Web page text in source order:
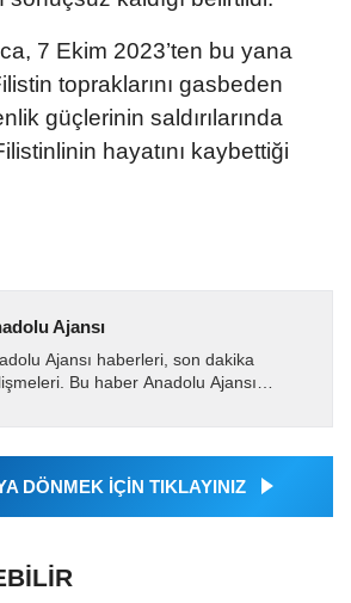
7 Ekim 2023’ten bu yana
topraklarını gasbeden
güçlerinin saldırılarında
hayatını kaybettiği
Ajansı
Ajansı haberleri, son dakika
Bu haber Anadolu Ajansı
geçilen tüm...
DÖNMEK İÇİN TIKLAYINIZ